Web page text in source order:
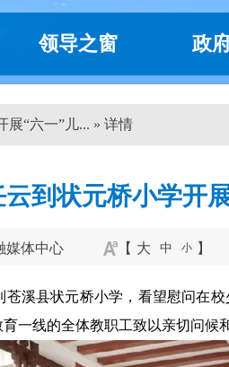
领导之窗 政
展“六一”儿... » 详情
云到状元桥小学开
媒体中心 【 大 中 小 】
苍溪县状元桥小学，看望慰问在
一线的全体教职工致以亲切问候